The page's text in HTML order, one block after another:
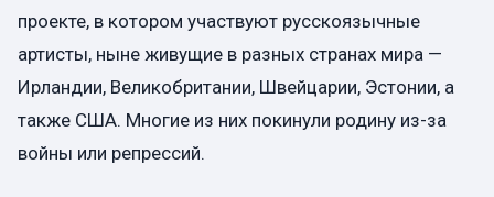
проекте, в котором участвуют русскоязычные
артисты, ныне живущие в разных странах мира —
Ирландии, Великобритании, Швейцарии, Эстонии, а
также США. Многие из них покинули родину из-за
войны или репрессий.